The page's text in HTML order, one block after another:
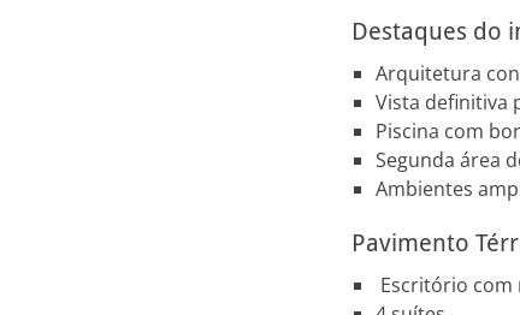
Destaques do
Arquitetura
Vista definitiva
Piscina com
Segunda área
Ambientes
Pavimento
Escritório com